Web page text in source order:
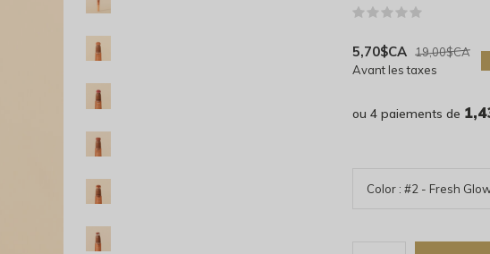
5,70$CA 19,00$CA
Avant les taxes
ou 4 paiements de